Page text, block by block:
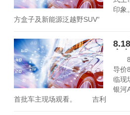
印象
方盒子及新能源泛越野SUV“
定
8月
导价
临现
银河
首批车主现场观看。 吉利